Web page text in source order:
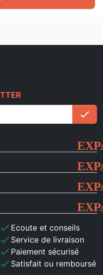
check
check Ecoute et conseils
check Service de livraison
check Paiement sécurisé
check Satisfait ou remboursé